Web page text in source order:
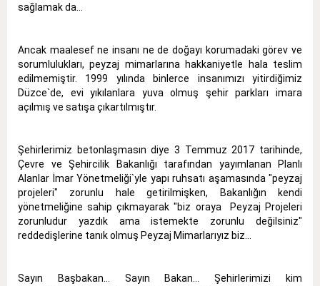
sağlamak da...
Ancak maalesef ne insanı ne de doğayı korumadaki görev ve
sorumlulukları, peyzaj mimarlarına hakkaniyetle hala teslim
edilmemiştir. 1999 yılında binlerce insanımızı yitirdiğimiz
Düzce`de, evi yıkılanlara yuva olmuş şehir parkları imara
açılmış ve satışa çıkartılmıştır.
Şehirlerimiz betonlaşmasın diye 3 Temmuz 2017 tarihinde,
Çevre ve Şehircilik Bakanlığı tarafından yayımlanan Planlı
Alanlar İmar Yönetmeliği`yle yapı ruhsatı aşamasında "peyzaj
projeleri" zorunlu hale getirilmişken, Bakanlığın kendi
yönetmeliğine sahip çıkmayarak "biz oraya Peyzaj Projeleri
zorunludur yazdık ama istemekte zorunlu değilsiniz"
reddedişlerine tanık olmuş Peyzaj Mimarlarıyız biz…
Sayın Başbakan… Sayın Bakan… Şehirlerimizi kim